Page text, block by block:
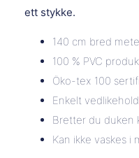
ett stykke.
140 cm bred
100 % PVC
Öko-tex 100
Enkelt
Bretter du duken
Kan ikke vaskes i